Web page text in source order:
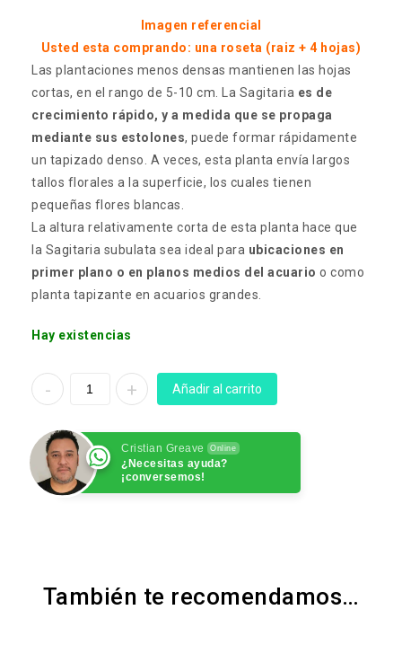
Imagen referencial
Usted esta comprando: una roseta (raiz + 4 hojas)
Las plantaciones menos densas mantienen las hojas
cortas, en el rango de 5-10 cm. La Sagitaria es de
crecimiento rápido, y a medida que se propaga
mediante sus estolones, puede formar rápidamente
un tapizado denso. A veces, esta planta envía largos
tallos florales a la superficie, los cuales tienen
pequeñas flores blancas.
La altura relativamente corta de esta planta hace que
la Sagitaria subulata sea ideal para ubicaciones en
primer plano o en planos medios del acuario o como
planta tapizante en acuarios grandes.
Hay existencias
Añadir al carrito
Cristian Greave Online
¿Necesitas ayuda?
¡conversemos!
También te recomendamos…